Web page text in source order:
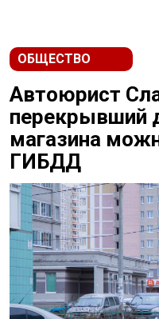
ОБЩЕСТВО
Автоюрист
перекрывший
магазина
ГИБДД